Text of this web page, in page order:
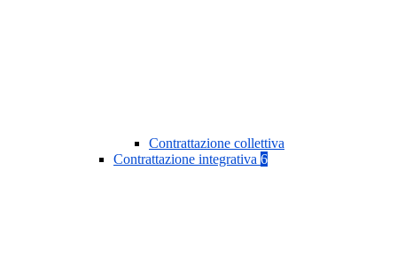
Contrattazione collettiva
Contrattazione integrativa 6